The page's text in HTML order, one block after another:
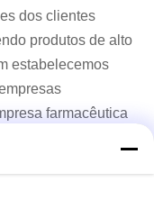
dos clientes
produtos de alto
estabelecemos
farmacêutica